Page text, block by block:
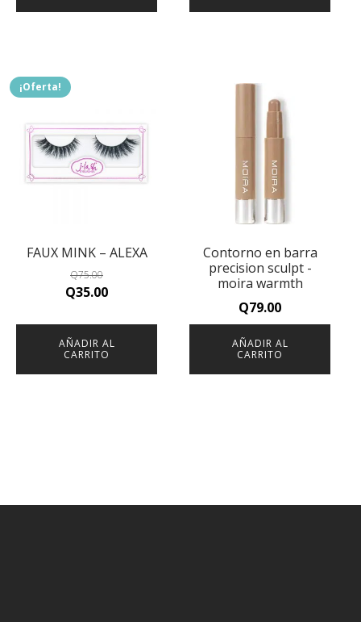
¡Oferta!
FAUX MINK – ALEXA
Q75.00
Original
Q75.00.
Q35.00Current
Q35.00.
AÑADIR AL
CARRITO
Contorno en barra
precision sculpt -
moira warmth
Q79.00
AÑADIR AL
CARRITO